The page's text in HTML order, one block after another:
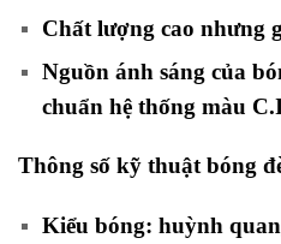
Chất lượng cao nhưng
Nguồn ánh sáng của
chuẩn hệ thống màu
Thông số kỹ thuật bóng
Kiểu bóng: huỳnh